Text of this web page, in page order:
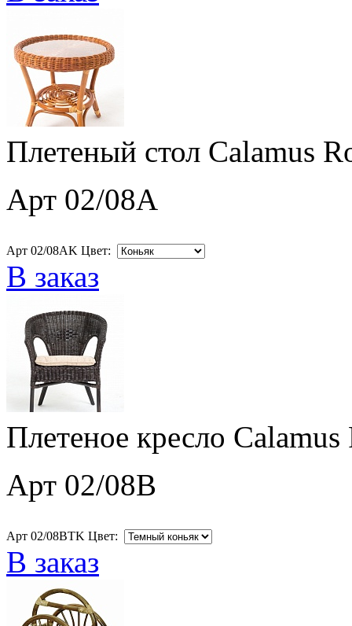
Плетеный стол Calamus
Арт 02/08A
Арт 02/08AK Цвет:
В заказ
Плетеное кресло
Арт 02/08B
Арт 02/08BTK Цвет:
В заказ